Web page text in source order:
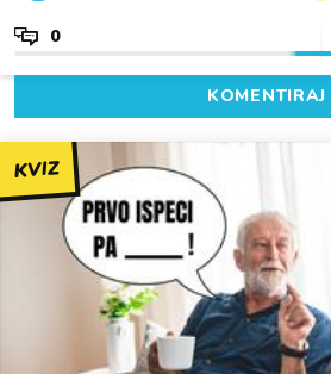
0
KOMENTIRAJ
KVIZ